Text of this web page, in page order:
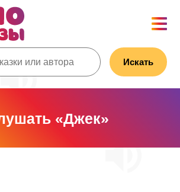
Искать
«Джек»